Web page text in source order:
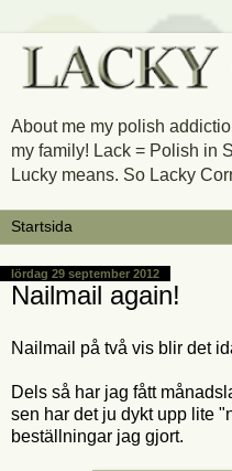
About me my polish
my family! Lack = Polish in
Lucky means. So Lacky
lördag 29 september 2012
Nailmail again!
Nailmail på två vis blir det
Dels så har jag fått
sen har det ju dykt upp lite
beställningar jag gjort.